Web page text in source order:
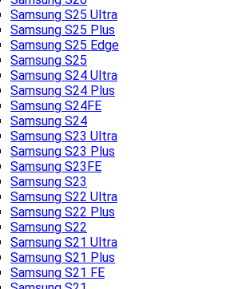
Samsung S25 Ultra
Samsung S25 Plus
Samsung S25 Edge
Samsung S25
Samsung S24 Ultra
Samsung S24 Plus
Samsung S24FE
Samsung S24
Samsung S23 Ultra
Samsung S23 Plus
Samsung S23FE
Samsung S23
Samsung S22 Ultra
Samsung S22 Plus
Samsung S22
Samsung S21 Ultra
Samsung S21 Plus
Samsung S21 FE